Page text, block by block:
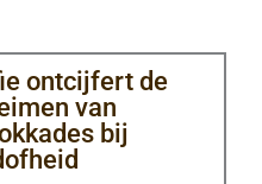
ontcijfert de
van
bij